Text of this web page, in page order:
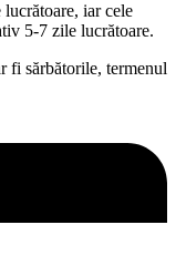
iar cele
5-7 zile lucrătoare.
fi sărbătorile, termenul